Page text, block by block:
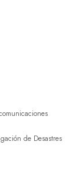
de Desastres